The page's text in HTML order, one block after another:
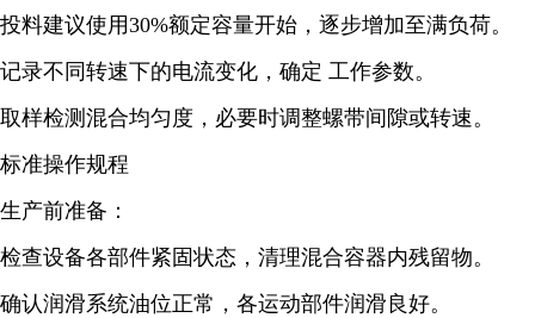
投料建议使用30%额定容量开始，逐步增加至满负荷。
记录不同转速下的电流变化，确定 工作参数。
取样检测混合均匀度，必要时调整螺带间隙或转速。
标准操作规程
生产前准备：
检查设备各部件紧固状态，清理混合容器内残留物。
确认润滑系统油位正常，各运动部件润滑良好。